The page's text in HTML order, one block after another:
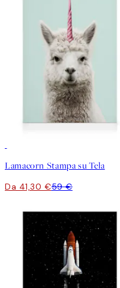
Lamacorn Stampa su Tela
Da 41,30 €59 €